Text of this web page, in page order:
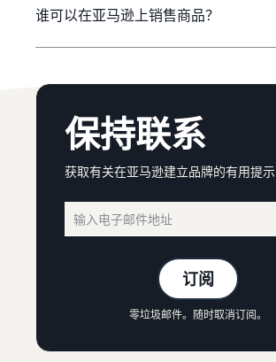
谁可以在亚马逊上销售商品？
保持联系
获取有关在亚马逊建立品牌的有用提示
订阅
零垃圾邮件。随时取消订阅。